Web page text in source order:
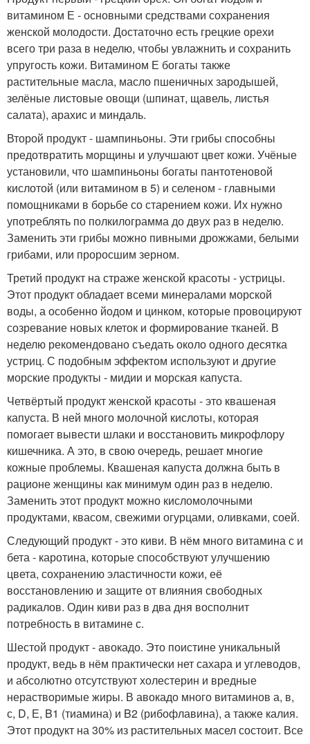
витамином Е - основными средствами сохранения
женской молодости. Достаточно есть грецкие орехи
всего три раза в неделю, чтобы увлажнить и сохранить
упругость кожи. Витамином Е богаты также
растительные масла, масло пшеничных зародышей,
зелёные листовые овощи (шпинат, щавель, листья
салата), арахис и миндаль.
Второй продукт - шампиньоны. Эти грибы способны
предотвратить морщины и улучшают цвет кожи. Учёные
установили, что шампиньоны богаты пантотеновой
кислотой (или витамином в 5) и селеном - главными
помощниками в борьбе со старением кожи. Их нужно
употреблять по полкилограмма до двух раз в неделю.
Заменить эти грибы можно пивными дрожжами, белыми
грибами, или проросшим зерном.
Третий продукт на страже женской красоты - устрицы.
Этот продукт обладает всеми минералами морской
воды, а особенно йодом и цинком, которые провоцируют
созревание новых клеток и формирование тканей. В
неделю рекомендовано съедать около одного десятка
устриц. С подобным эффектом используют и другие
морские продукты - мидии и морская капуста.
Четвёртый продукт женской красоты - это квашеная
капуста. В ней много молочной кислоты, которая
помогает вывести шлаки и восстановить микрофлору
кишечника. А это, в свою очередь, решает многие
кожные проблемы. Квашеная капуста должна быть в
рационе женщины как минимум один раз в неделю.
Заменить этот продукт можно кисломолочными
продуктами, квасом, свежими огурцами, оливками, соей.
Следующий продукт - это киви. В нём много витамина с и
бета - каротина, которые способствуют улучшению
цвета, сохранению эластичности кожи, её
восстановлению и защите от влияния свободных
радикалов. Один киви раз в два дня восполнит
потребность в витамине с.
Шестой продукт - авокадо. Это поистине уникальный
продукт, ведь в нём практически нет сахара и углеводов,
и абсолютно отсутствуют холестерин и вредные
нерастворимые жиры. В авокадо много витаминов а, в,
с, D, Е, B1 (тиамина) и B2 (рибофлавина), а также калия.
Этот продукт на 30% из растительных масел состоит. Все